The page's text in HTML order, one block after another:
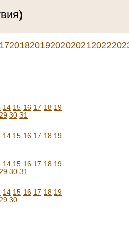
20182019202020212022
14 15 16 17 18 19
29 30 31
14 15 16 17 18 19
14 15 16 17 18 19
29 30 31
14 15 16 17 18 19
29 30